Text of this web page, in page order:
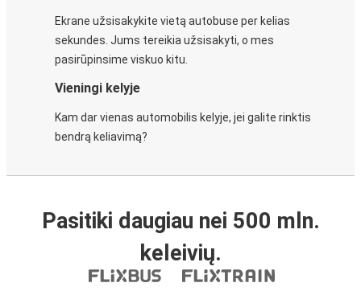
Ekrane užsisakykite vietą autobuse per kelias
sekundes. Jums tereikia užsisakyti, o mes
pasirūpinsime viskuo kitu.
Vieningi kelyje
Kam dar vienas automobilis kelyje, jei galite rinktis
bendrą keliavimą?
Pasitiki daugiau nei 500 mln.
keleivių.